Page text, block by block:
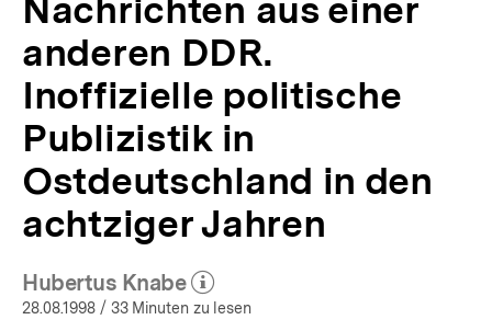
bpb.de
Nachrichten aus einer
anderen DDR.
Inoffizielle politische
Publizistik in
Ostdeutschland in den
achtziger Jahren
Hubertus Knabe
(Mehr zum Autor)
öffnen
28.08.1998 / 33 Minuten zu lesen